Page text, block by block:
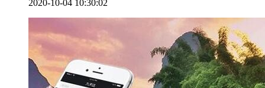
2020-10-04 10:30:02